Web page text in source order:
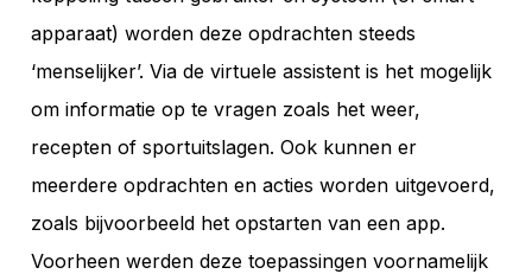
apparaat) worden deze opdrachten steeds
‘menselijker’. Via de virtuele assistent is het mogelijk
om informatie op te vragen zoals het weer,
recepten of sportuitslagen. Ook kunnen er
meerdere opdrachten en acties worden uitgevoerd,
zoals bijvoorbeeld het opstarten van een app.
Voorheen werden deze toepassingen voornamelijk